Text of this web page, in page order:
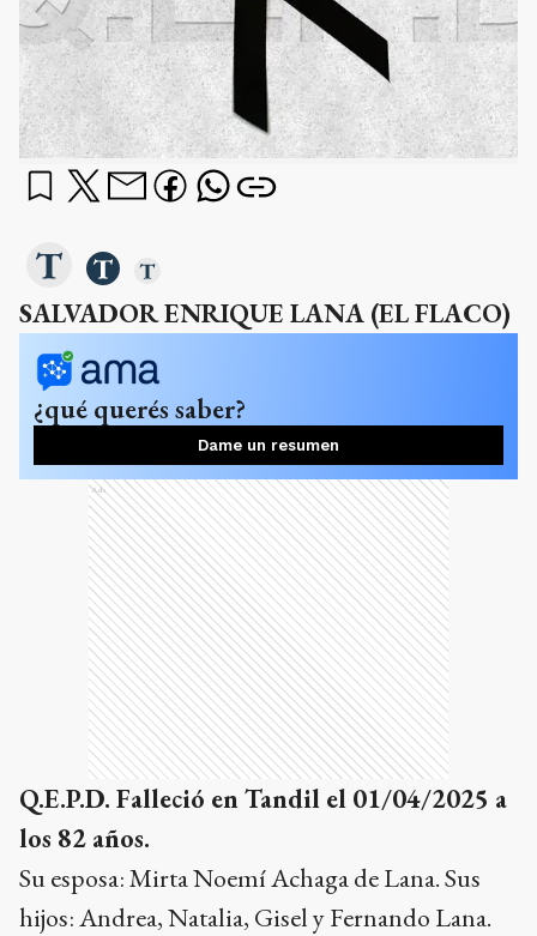
SALVADOR ENRIQUE LANA (EL FLACO)
¿qué querés saber?
Dame un resumen
Ads
Q.E.P.D. Falleció en Tandil el 01/04/2025 a
los 82 años.
Su esposa: Mirta Noemí Achaga de Lana. Sus
hijos: Andrea, Natalia, Gisel y Fernando Lana.